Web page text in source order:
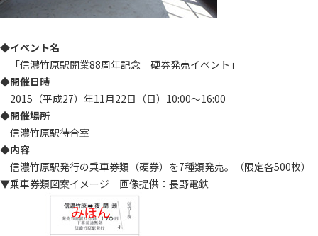
◆イベント名
「信濃竹原駅開業88周年記念 硬券発売イベント」
◆開催日時
2015（平成27）年11月22日（日）10:00～16:00
◆開催場所
信濃竹原駅待合室
◆内容
信濃竹原駅発行の乗車券類（硬券）を7種類発売。（限定各500枚）
▼乗車券類図案イメージ 画像提供：長野電鉄